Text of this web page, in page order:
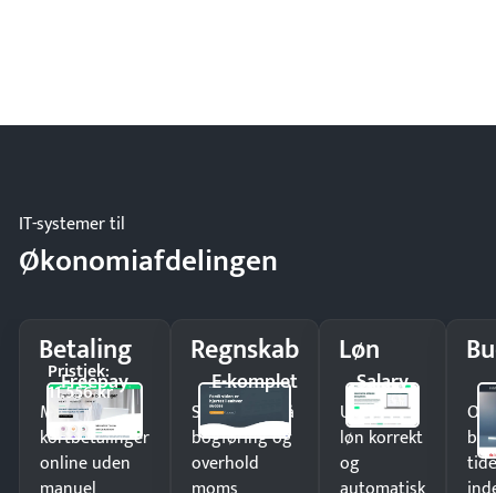
IT-systemer til
Økonomiafdelingen
Betaling
Freepay
Pristjek:
11.556 kr
Modtag
kortbetalinger
online uden
Regnskab
E-komplet
Spar timer på
bogføring og
overhold
Løn
Salary
Udbetal
løn korrekt
og